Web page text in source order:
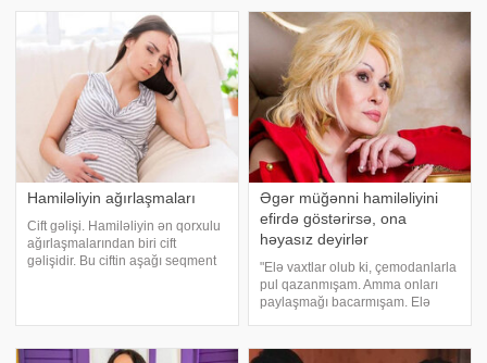
qadınlara fol turşusu istifadə
etmək birmənalı olaraq tövsiy
(AHA) jurnalında dərc olunub.
Araşdırma zamanı ABŞ və Böyük
Britaniyada
Hamiləliyin ağırlaşmaları
Cift gəlişi. Hamiləliyin ən qorxulu
ağırlaşmalarından biri cift
gəlişidir. Bu ciftin aşağı seqment
Əgər müğənni hamiləliyini
efirdə göstərirsə, ona
həyasız deyirlər
"Elə vaxtlar olub ki, çemodanlarla
pul qazanmışam. Amma onları
paylaşmağı bacarmışam. Elə
Mənəvi kimliyinin balansını